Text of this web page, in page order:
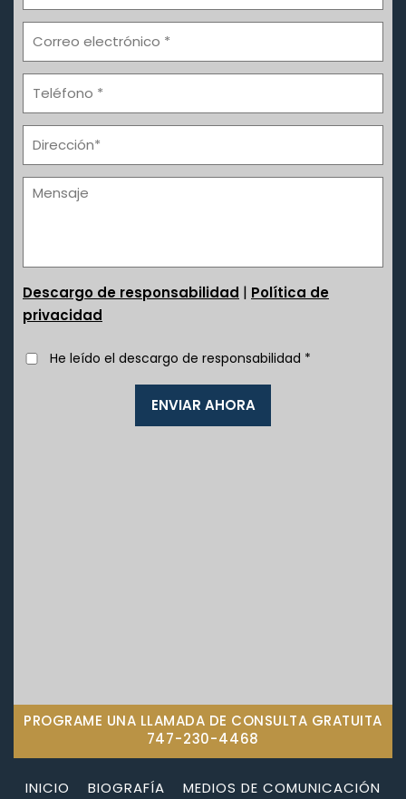
Descargo de responsabilidad | Política de
privacidad
He leído el descargo de responsabilidad *
PROGRAME UNA LLAMADA DE CONSULTA GRATUITA
747-230-4468
INICIO BIOGRAFÍA
MEDIOS DE COMUNICACIÓN